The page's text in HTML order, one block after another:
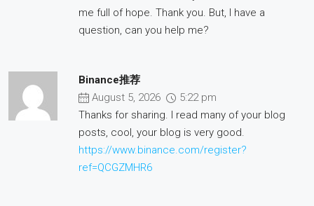
me full of hope. Thank you. But, I have a
question, can you help me?
Binance推荐
August 5, 2026
5:22 pm
Thanks for sharing. I read many of your blog
posts, cool, your blog is very good.
https://www.binance.com/register?
ref=QCGZMHR6